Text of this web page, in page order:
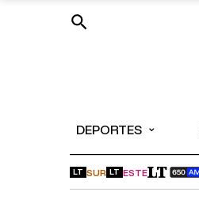
DEPORTES ⌄
LT SUR LT ESTE